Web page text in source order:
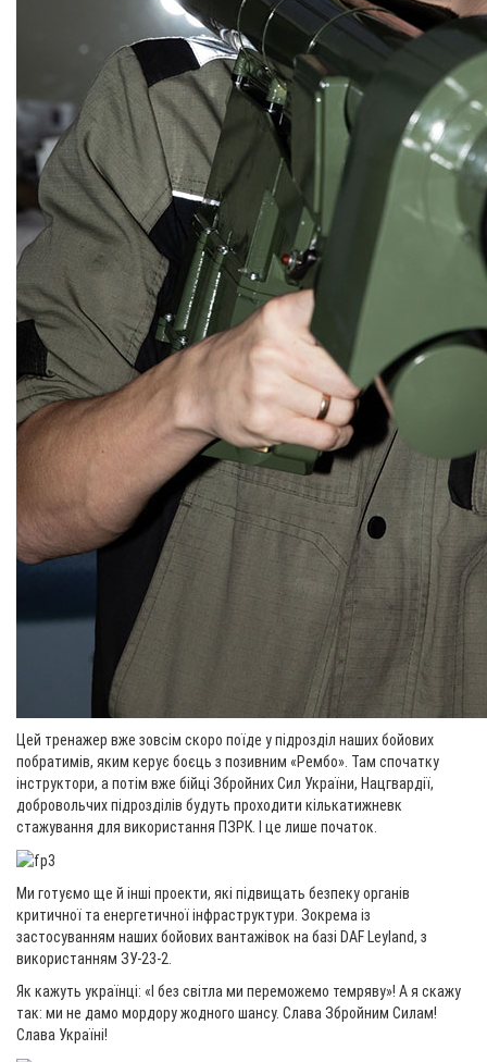
Цей тренажер вже зовсім скоро поїде у підрозділ наших бойових
побратимів, яким керує боєць з позивним «Рембо». Там спочатку
інструктори, а потім вже бійці Збройних Сил України, Нацгвардії,
добровольчих підрозділів будуть проходити кількатижневк
стажування для використання ПЗРК. І це лише початок.
Ми готуємо ще й інші проекти, які підвищать безпеку органів
критичної та енергетичної інфраструктури. Зокрема із
застосуванням наших бойових вантажівок на базі DAF Leyland, з
використанням ЗУ-23-2.
Як кажуть українці: «І без світла ми переможемо темряву»! А я скажу
так: ми не дамо мордору жодного шансу. Слава Збройним Силам!
Слава Україні!